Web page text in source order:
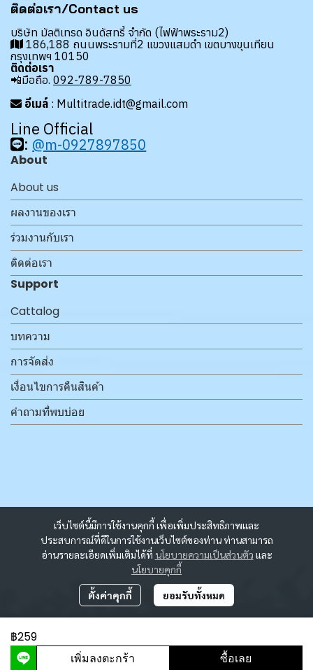
฿259
เพิ่มลงตะกร้า ซื้อเลย
เว็บไซต์นี้มีการใช้งานคุกกี้ เพื่อเพิ่มประสิทธิภาพและ
ประสบการณ์ที่ดีในการใช้งานเว็บไซต์ของท่าน ท่านสามารถ
อ่านรายละเอียดเพิ่มเติมได้ที่ นโยบายความเป็นส่วนตัว และ
นโยบายคุกกี้
ตั้งค่าคุกกี้ ยอมรับทั้งหมด
ติดต่อเรา/Contact us
บริษัท มัลติเทรด อินดัสทรี้ จำกัด (ไฟฟ้าพระราม2)
186,188 ถนนพระรามที่2 แขวงแสมดำ เขตบางขุนเทียน
กรุงเทพฯ 10150
ติดต่อเรา
📲มือถือ. 092-789-7850
อีเมล์ : Multitrade.idt@gmail.com
Line Official
: @m-0927897850
About
About us
ผลงานของเรา
ร่วมงานกับเรา
ติดต่อเรา
Support
Cattalog
บทความ
การจัดส่ง
เงื่อนไขการคืนสินค้า
คำถามที่พบบ่อย
ผู้เข้าชมวันนี้4,071